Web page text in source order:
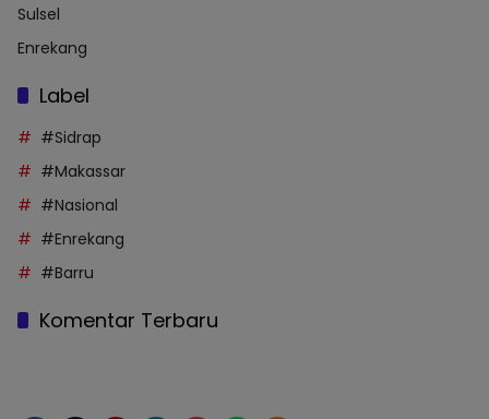
Sulsel
Enrekang
Label
#Sidrap
#Makassar
#Nasional
#Enrekang
#Barru
Komentar Terbaru